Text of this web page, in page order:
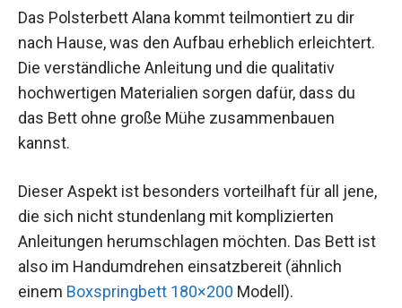
Das Polsterbett Alana kommt teilmontiert zu dir
nach Hause, was den Aufbau erheblich erleichtert.
Die verständliche Anleitung und die qualitativ
hochwertigen Materialien sorgen dafür, dass du
das Bett ohne große Mühe zusammenbauen
kannst.
Dieser Aspekt ist besonders vorteilhaft für all jene,
die sich nicht stundenlang mit komplizierten
Anleitungen herumschlagen möchten. Das Bett ist
also im Handumdrehen einsatzbereit (ähnlich
einem Boxspringbett 180×200 Modell).